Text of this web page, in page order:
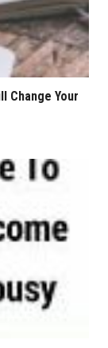
Change Your